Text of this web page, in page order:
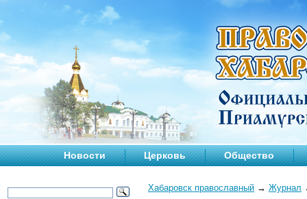
Новости Церковь Общество
Хабаровск православный → Журнал